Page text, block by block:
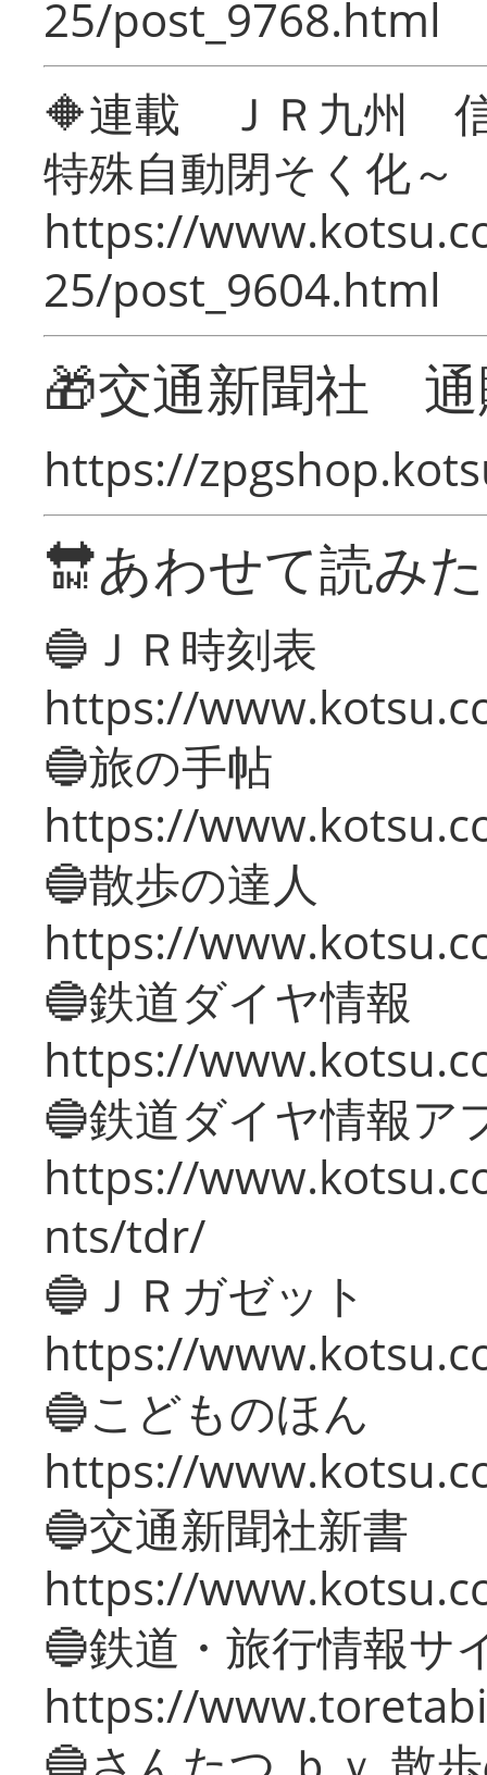
25/post_9768.html
🔶連載 ＪＲ九州 信
特殊自動閉そく化～
https://
25/post_9604.html
🎁交通新聞社
https://
🔛あわせて読み
🔵ＪＲ時刻表
https://
🔵旅の手帖
https://
🔵散歩の達人
https://
🔵鉄道ダイヤ情報
https://
🔵鉄道ダイヤ情報ア
https://
nts/tdr/
🔵ＪＲガゼット
https://
🔵こどものほん
https://
🔵交通新聞社新書
https://
🔵鉄道・旅行情報サ
https://